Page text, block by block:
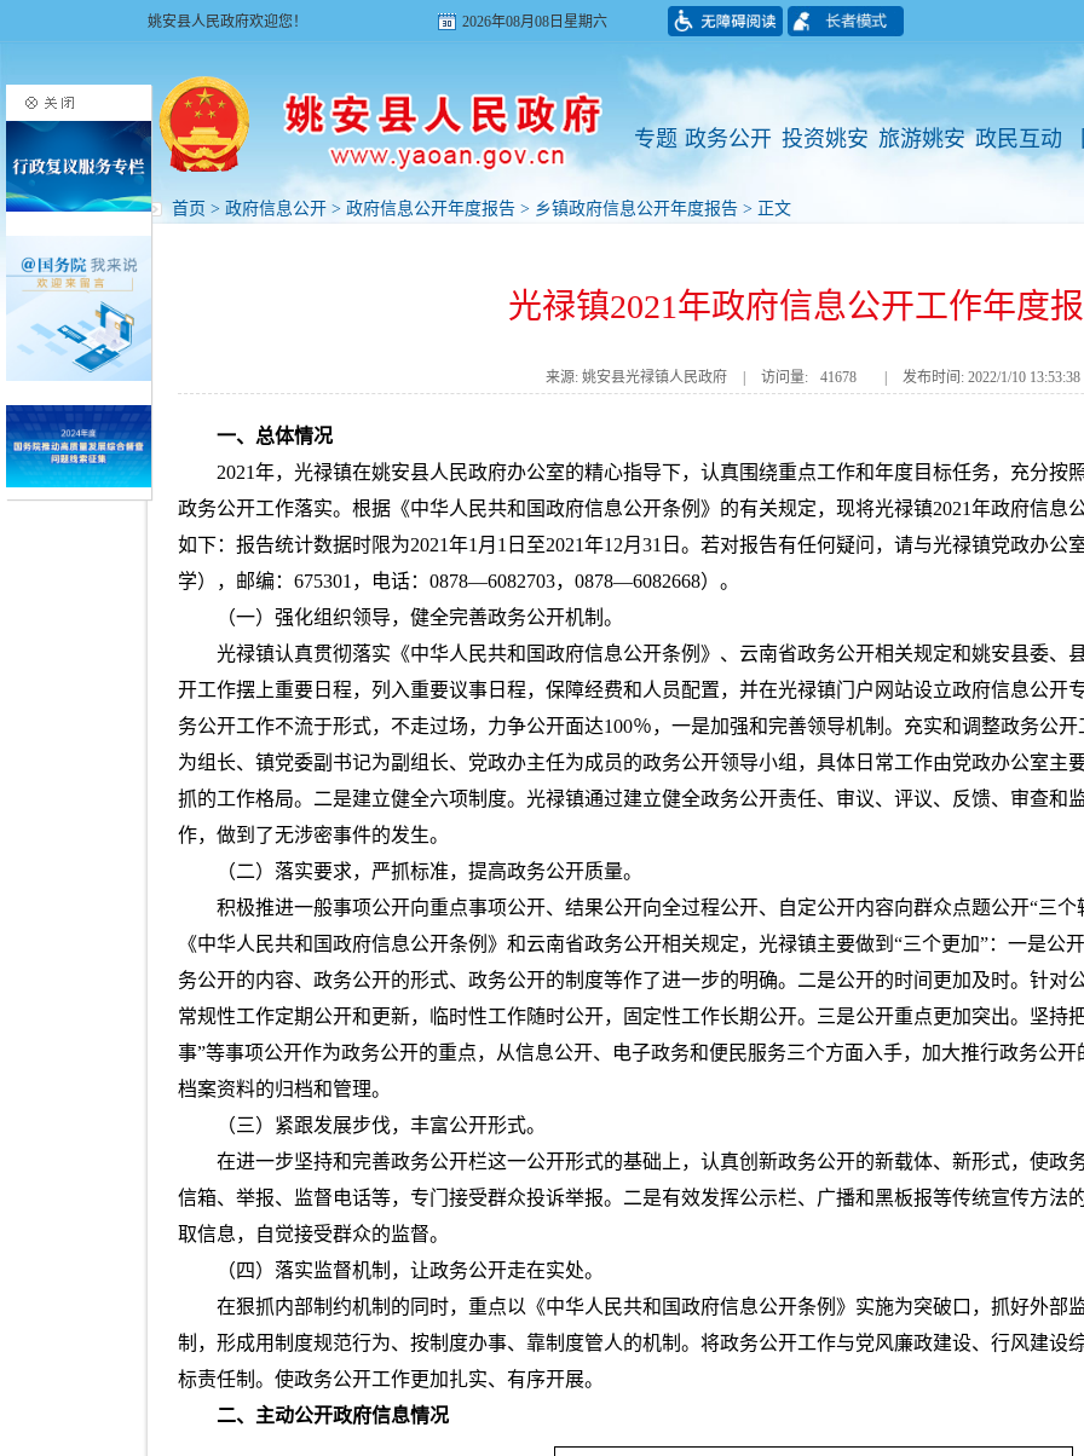
姚安县人民政府欢迎您！ 2026年08月08日星期六
专题 政务公开 投资姚安 旅游姚安 政民互动
首页 > 政府信息公开 > 政府信息公开年度报告 > 乡镇政府信息公开年度报告 > 正文
光禄镇2021年政府信息公开工作年度
来源: 姚安县光禄镇人民政府 访问量: 41678 发布时间: 2022/1/10 13:53:38
一、总体情况
2021年，光禄镇在姚安县人民政府办公室的精心指导下，认真围绕重点工作和年度目标任务，充分按
政务公开工作落实。根据《中华人民共和国政府信息公开条例》的有关规定，现将光禄镇2021年政府信息
如下：报告统计数据时限为2021年1月1日至2021年12月31日。若对报告有任何疑问，请与光禄镇党政办公
学），邮编：675301，电话：0878—6082703，0878—6082668）。
（一）强化组织领导，健全完善政务公开机制。
光禄镇认真贯彻落实《中华人民共和国政府信息公开条例》、云南省政务公开相关规定和姚安县委、
开工作摆上重要日程，列入重要议事日程，保障经费和人员配置，并在光禄镇门户网站设立政府信息公开
务公开工作不流于形式，不走过场，力争公开面达100％，一是加强和完善领导机制。充实和调整政务公
为组长、镇党委副书记为副组长、党政办主任为成员的政务公开领导小组，具体日常工作由党政办公室主
抓的工作格局。二是建立健全六项制度。光禄镇通过建立健全政务公开责任、审议、评议、反馈、审查和
作，做到了无涉密事件的发生。
（二）落实要求，严抓标准，提高政务公开质量。
积极推进一般事项公开向重点事项公开、结果公开向全过程公开、自定公开内容向群众点题公开“三
《中华人民共和国政府信息公开条例》和云南省政务公开相关规定，光禄镇主要做到“三个更加”：一是公
务公开的内容、政务公开的形式、政务公开的制度等作了进一步的明确。二是公开的时间更加及时。针对
常规性工作定期公开和更新，临时性工作随时公开，固定性工作长期公开。三是公开重点更加突出。坚持
事”等事项公开作为政务公开的重点，从信息公开、电子政务和便民服务三个方面入手，加大推行政务公
档案资料的归档和管理。
（三）紧跟发展步伐，丰富公开形式。
在进一步坚持和完善政务公开栏这一公开形式的基础上，认真创新政务公开的新载体、新形式，使政
信箱、举报、监督电话等，专门接受群众投诉举报。二是有效发挥公示栏、广播和黑板报等传统宣传方法
取信息，自觉接受群众的监督。
（四）落实监督机制，让政务公开走在实处。
在狠抓内部制约机制的同时，重点以《中华人民共和国政府信息公开条例》实施为突破口，抓好外部
制，形成用制度规范行为、按制度办事、靠制度管人的机制。将政务公开工作与党风廉政建设、行风建设
标责任制。使政务公开工作更加扎实、有序开展。
二、主动公开政府信息情况